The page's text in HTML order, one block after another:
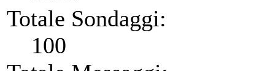
Totale Sondaggi:
100